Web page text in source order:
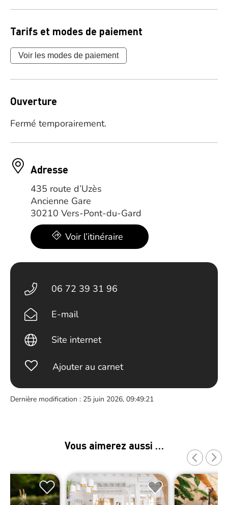
Tarifs et modes de paiement
Voir les modes de paiement
Ouverture
Fermé temporairement.
Adresse
435 route d’Uzès
Ancienne Gare
30210 Vers-Pont-du-Gard
Voir l’itinéraire
06 72 39 31 96
E-mail
Site internet
Ajouter au carnet
Dernière modification : 25 juin 2026, 09:49:21
Vous aimerez aussi …